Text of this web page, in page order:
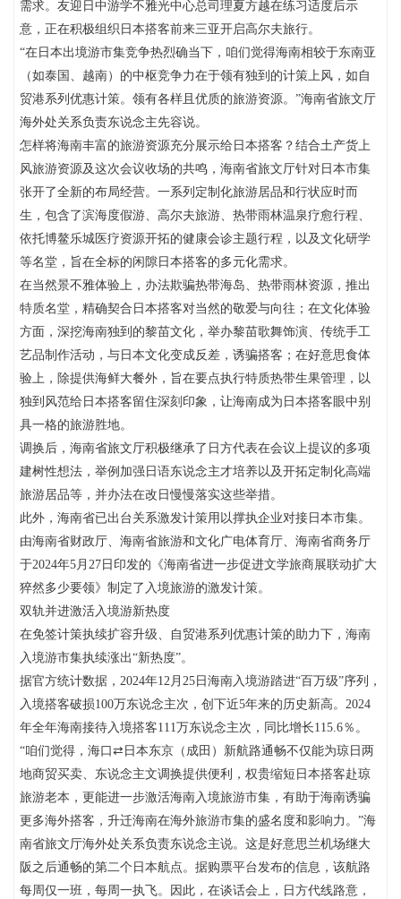
需求。友迎日中游学不雅光中心总司理夏方越在练习适度后示
意，正在积极组织日本搭客前来三亚开启高尔夫旅行。
“在日本出境游市集竞争热烈确当下，咱们觉得海南相较于东南亚
（如泰国、越南）的中枢竞争力在于领有独到的计策上风，如自
贸港系列优惠计策。领有各样且优质的旅游资源。”海南省旅文厅
海外处关系负责东说念主先容说。
怎样将海南丰富的旅游资源充分展示给日本搭客？结合土产货上
风旅游资源及这次会议收场的共鸣，海南省旅文厅针对日本市集
张开了全新的布局经营。一系列定制化旅游居品和行状应时而
生，包含了滨海度假游、高尔夫旅游、热带雨林温泉疗愈行程、
依托博鳌乐城医疗资源开拓的健康会诊主题行程，以及文化研学
等名堂，旨在全标的闲隙日本搭客的多元化需求。
在当然景不雅体验上，办法欺骗热带海岛、热带雨林资源，推出
特质名堂，精确契合日本搭客对当然的敬爱与向往；在文化体验
方面，深挖海南独到的黎苗文化，举办黎苗歌舞饰演、传统手工
艺品制作活动，与日本文化变成反差，诱骗搭客；在好意思食体
验上，除提供海鲜大餐外，旨在要点执行特质热带生果管理，以
独到风范给日本搭客留住深刻印象，让海南成为日本搭客眼中别
具一格的旅游胜地。
调换后，海南省旅文厅积极继承了日方代表在会议上提议的多项
建树性想法，举例加强日语东说念主才培养以及开拓定制化高端
旅游居品等，并办法在改日慢慢落实这些举措。
此外，海南省已出台关系激发计策用以撑执企业对接日本市集。
由海南省财政厅、海南省旅游和文化广电体育厅、海南省商务厅
于2024年5月27日印发的《海南省进一步促进文学旅商展联动扩大
猝然多少要领》制定了入境旅游的激发计策。
双轨并进激活入境游新热度
在免签计策执续扩容升级、自贸港系列优惠计策的助力下，海南
入境游市集执续涨出“新热度”。
据官方统计数据，2024年12月25日海南入境游踏进“百万级”序列，
入境搭客破损100万东说念主次，创下近5年来的历史新高。2024
年全年海南接待入境搭客111万东说念主次，同比增长115.6％。
“咱们觉得，海口⇄日本东京（成田）新航路通畅不仅能为琼日两
地商贸买卖、东说念主文调换提供便利，权贵缩短日本搭客赴琼
旅游老本，更能进一步激活海南入境旅游市集，有助于海南诱骗
更多海外搭客，升迁海南在海外旅游市集的盛名度和影响力。”海
南省旅文厅海外处关系负责东说念主说。这是好意思兰机场继大
阪之后通畅的第二个日本航点。据购票平台发布的信息，该航路
每周仅一班，每周一执飞。因此，在谈话会上，日方代线路意，